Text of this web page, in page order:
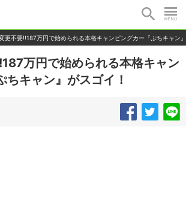
更不要!!187万円で始められる本格キャンピングカー『ぷちキャン
万円で始められる本格キャン
ちキャン』がスゴイ！